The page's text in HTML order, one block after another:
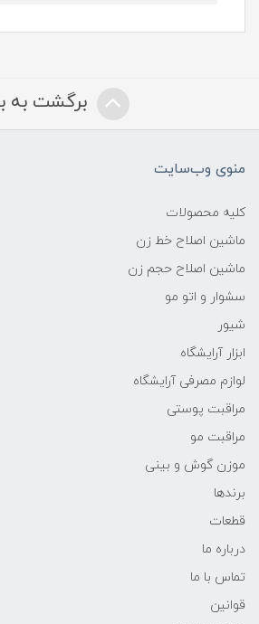
برگشت به
منوی وب‌سایت
کلیه محصولات
ماشین اصلاح خط زن
ماشین اصلاح حجم زن
سشوار و اتو مو
شیور
ابزار آرایشگاه
لوازم مصرفی آرایشگاه
مراقبت پوستی
مراقبت مو
موزن گوش و بینی
برندها
قطعات
درباره ما
تماس با ما
قوانین